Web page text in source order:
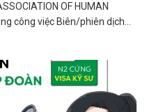
OF HUMAN
công việc Biên/phiên dịch